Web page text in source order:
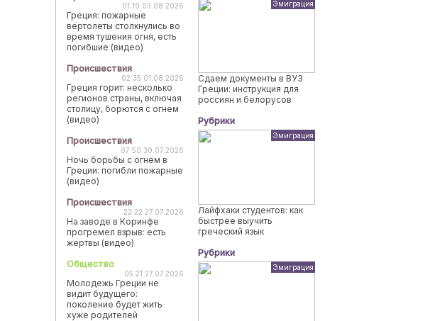
01:19 03.08.2026
Греция: пожарные
вертолеты столкнулись во
время тушения огня, есть
погибшие (видео)
Происшествия
02:35 01.08.2026
Греция горит: несколько
регионов страны, включая
столицу, борются с огнем
(видео)
Происшествия
07:50 30.07.2026
Ночь борьбы с огнём в
Греции: погибли пожарные
(видео)
Происшествия
22:22 27.07.2026
На заводе в Коринфе
прогремел взрыв: есть
жертвы (видео)
Общество
05:21 27.07.2026
Молодежь Греции не
видит будущего:
поколение будет жить
хуже родителей
Эмиграция
Сдаем документы в ВУЗ
Греции: инструкция для
россиян и белорусов
Рубрики
Эмиграция
Лайфхаки студентов: как
быстрее выучить
греческий язык
Рубрики
Эмиграция